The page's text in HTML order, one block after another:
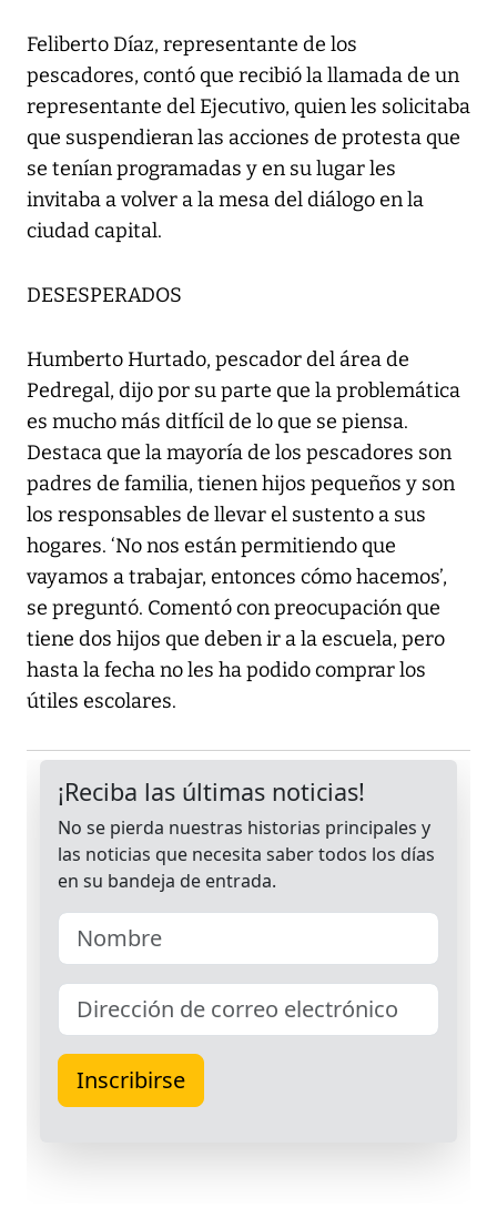
Feliberto Díaz, representante de los
pescadores, contó que recibió la llamada de un
representante del Ejecutivo, quien les solicitaba
que suspendieran las acciones de protesta que
se tenían programadas y en su lugar les
invitaba a volver a la mesa del diálogo en la
ciudad capital.
DESESPERADOS
Humberto Hurtado, pescador del área de
Pedregal, dijo por su parte que la problemática
es mucho más ditfícil de lo que se piensa.
Destaca que la mayoría de los pescadores son
padres de familia, tienen hijos pequeños y son
los responsables de llevar el sustento a sus
hogares. ‘No nos están permitiendo que
vayamos a trabajar, entonces cómo hacemos’,
se preguntó. Comentó con preocupación que
tiene dos hijos que deben ir a la escuela, pero
hasta la fecha no les ha podido comprar los
útiles escolares.